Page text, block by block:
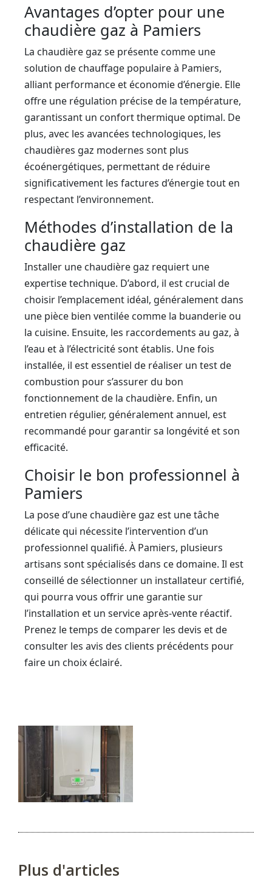
Avantages d’opter pour une
chaudière gaz à Pamiers
La chaudière gaz se présente comme une
solution de chauffage populaire à Pamiers,
alliant performance et économie d’énergie. Elle
offre une régulation précise de la température,
garantissant un confort thermique optimal. De
plus, avec les avancées technologiques, les
chaudières gaz modernes sont plus
écoénergétiques, permettant de réduire
significativement les factures d’énergie tout en
respectant l’environnement.
Méthodes d’installation de la
chaudière gaz
Installer une chaudière gaz requiert une
expertise technique. D’abord, il est crucial de
choisir l’emplacement idéal, généralement dans
une pièce bien ventilée comme la buanderie ou
la cuisine. Ensuite, les raccordements au gaz, à
l’eau et à l’électricité sont établis. Une fois
installée, il est essentiel de réaliser un test de
combustion pour s’assurer du bon
fonctionnement de la chaudière. Enfin, un
entretien régulier, généralement annuel, est
recommandé pour garantir sa longévité et son
efficacité.
Choisir le bon professionnel à
Pamiers
La pose d’une chaudière gaz est une tâche
délicate qui nécessite l’intervention d’un
professionnel qualifié. À Pamiers, plusieurs
artisans sont spécialisés dans ce domaine. Il est
conseillé de sélectionner un installateur certifié,
qui pourra vous offrir une garantie sur
l’installation et un service après-vente réactif.
Prenez le temps de comparer les devis et de
consulter les avis des clients précédents pour
faire un choix éclairé.
Plus d'articles